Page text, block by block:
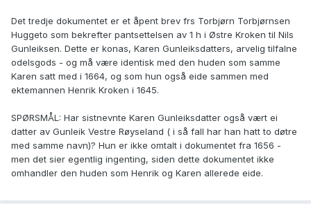
Det tredje dokumentet er et åpent brev frs Torbjørn Torbjørnsen
Huggeto som bekrefter pantsettelsen av 1 h i Østre Kroken til Nils
Gunleiksen. Dette er konas, Karen Gunleiksdatters, arvelig tilfalne
odelsgods - og må være identisk med den huden som samme
Karen satt med i 1664, og som hun også eide sammen med
ektemannen Henrik Kroken i 1645.
SPØRSMÅL: Har sistnevnte Karen Gunleiksdatter også vært ei
datter av Gunleik Vestre Røyseland ( i så fall har han hatt to døtre
med samme navn)? Hun er ikke omtalt i dokumentet fra 1656 -
men det sier egentlig ingenting, siden dette dokumentet ikke
omhandler den huden som Henrik og Karen allerede eide.